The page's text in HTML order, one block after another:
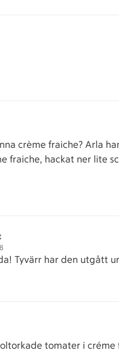
crème fraiche? Arla
fraiche, hackat ner lite
Tyvärr har den utgått
tomater i